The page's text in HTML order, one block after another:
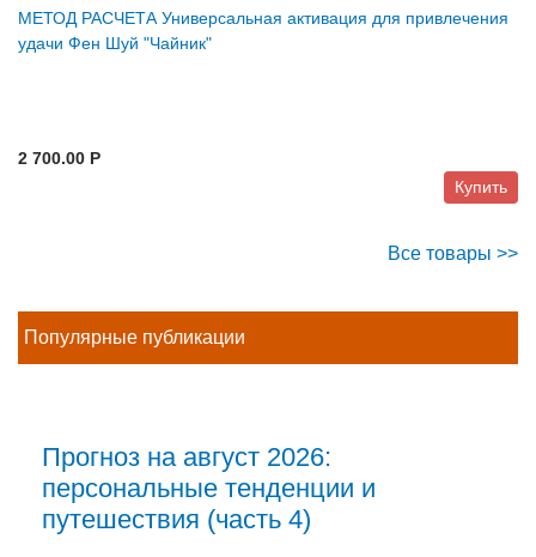
МЕТОД РАСЧЕТА Универсальная активация для привлечения
удачи Фен Шуй "Чайник"
2 700.00 P
Купить
Все товары >>
Популярные публикации
Прогноз на август 2026:
персональные тенденции и
путешествия (часть 4)